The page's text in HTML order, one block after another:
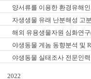
양서류를 이용한 환경유해
자생생물 유래 난분해성 고
해외 유용생물자원 심화연
야생동물 게놈 동향분석 및
야생동물 실태조사 전문인
2022